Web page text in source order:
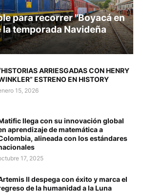
para recorrer "Boyacá en
temporada Navideña
ARRIESGADAS CON HENRY
ESTRENO EN HISTORY
15, 2026
llega con su innovación global
aprendizaje de matemática a
alineada con los estándares
17, 2025
II despega con éxito y marca el
de la humanidad a la Luna